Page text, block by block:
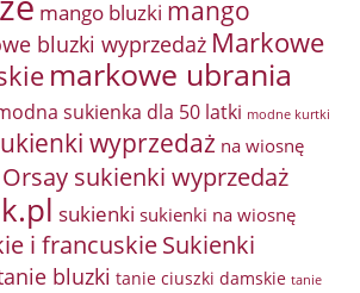
mango bluzki mango
bluzki wyprzedaż Markowe
markowe ubrania
sukienka dla 50 latki modne kurtki
wyprzedaż na wiosnę
Orsay sukienki wyprzedaż
sukienki sukienki na wiosnę
i francuskieSukienki
bluzki tanie ciuszki damskie tanie